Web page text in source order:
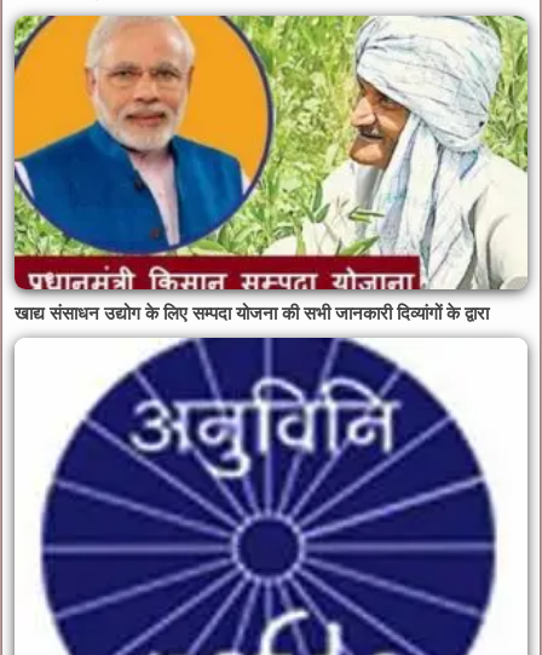
खाद्य संसाधन उद्योग के लिए सम्पदा योजना की सभी जानकारी दिव्यांगों के द्वारा